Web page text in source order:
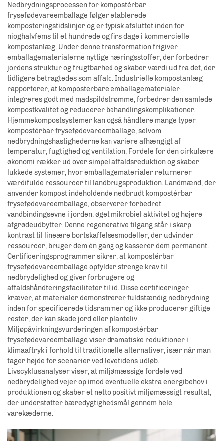
Nedbrydningsprocessen for kompostérbar
frysefødevareemballage følger etablerede
komposteringstidslinjer og er typisk afsluttet inden for
nioghalvfems til et hundrede og firs dage i kommercielle
kompostanlæg. Under denne transformation frigiver
emballagematerialerne nyttige næringsstoffer, der forbedrer
jordens struktur og frugtbarhed og skaber værdi ud fra det, der
tidligere betragtedes som affald. Industrielle kompostanlæg
rapporterer, at komposterbare emballagematerialer
integreres godt med madspildstrømme, forbedrer den samlede
kompostkvalitet og reducerer behandlingskomplikationer.
Hjemmekompostsystemer kan også håndtere mange typer
kompostérbar frysefødevareemballage, selvom
nedbrydningshastighederne kan variere afhængigt af
temperatur, fugtighed og ventilation. Fordele for den cirkulære
økonomi rækker ud over simpel affaldsreduktion og skaber
lukkede systemer, hvor emballagematerialer returnerer
værdifulde ressourcer til landbrugsproduktion. Landmænd, der
anvender kompost indeholdende nedbrudt kompostérbar
frysefødevareemballage, observerer forbedret
vandbindingsevne i jorden, øget mikrobiel aktivitet og højere
afgrødeudbytter. Denne regenerative tilgang står i skarp
kontrast til lineære bortskaffelsesmodeller, der udvinder
ressourcer, bruger dem én gang og kasserer dem permanent.
Certificeringsprogrammer sikrer, at kompostérbar
frysefødevareemballage opfylder strenge krav til
nedbrydelighed og giver forbrugere og
affaldshåndteringsfaciliteter tillid. Disse certificeringer
kræver, at materialer demonstrerer fuldstændig nedbrydning
inden for specificerede tidsrammer og ikke producerer giftige
rester, der kan skade jord eller planteliv.
Miljøpåvirkningsvurderingen af kompostérbar
frysefødevareemballage viser dramatiske reduktioner i
klimaaftryk i forhold til traditionelle alternativer, især når man
tager højde for scenarier ved levetidens udløb.
Livscyklusanalyser viser, at miljømæssige fordele ved
nedbrydelighed vejer op imod eventuelle ekstra energibehov i
produktionen og skaber et netto positivt miljømæssigt resultat,
der understøtter bæredygtighedsmål gennem hele
varekæderne.